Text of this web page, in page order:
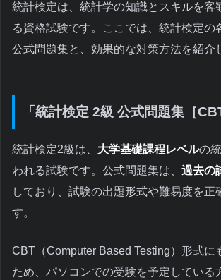
統計検定は、統計学の知識とスキルを客
る資格試験です。ここでは、統計検定の
公式問題集と、効果的な対策方法を紹介
「統計検定 2級 公式問題集［
統計検定2級は、 大学基礎課程レベルの
われる試験です。公式問題集は、 過去の
しており、試験の出題形式や難易度を正
す。
CBT（Computer Based Testing）形式に
ため、パソコンでの受験を予定している